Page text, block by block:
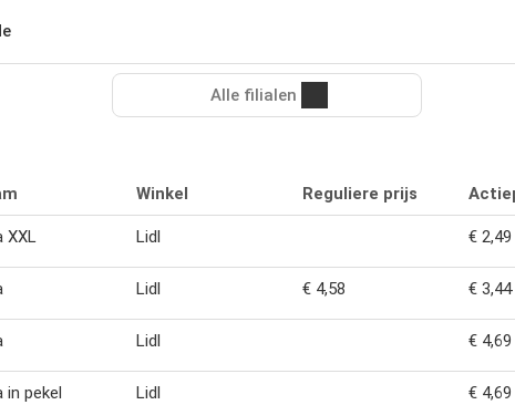
Alle filialen
Winkel Reguliere prijs
XXL Lidl € 2,49
Lidl € 4,58 € 3,44
Lidl € 4,69
in pekel Lidl € 4,69